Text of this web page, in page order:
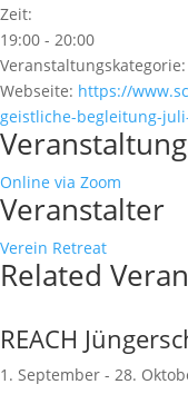
Zeit:
19:00 - 20:00
Veranstaltungskategorie:
Webseite: https://
geistliche-begleitung-
Online via Zoom
Veranstalter
Verein Retreat
Related
REACH
1. September - 28.